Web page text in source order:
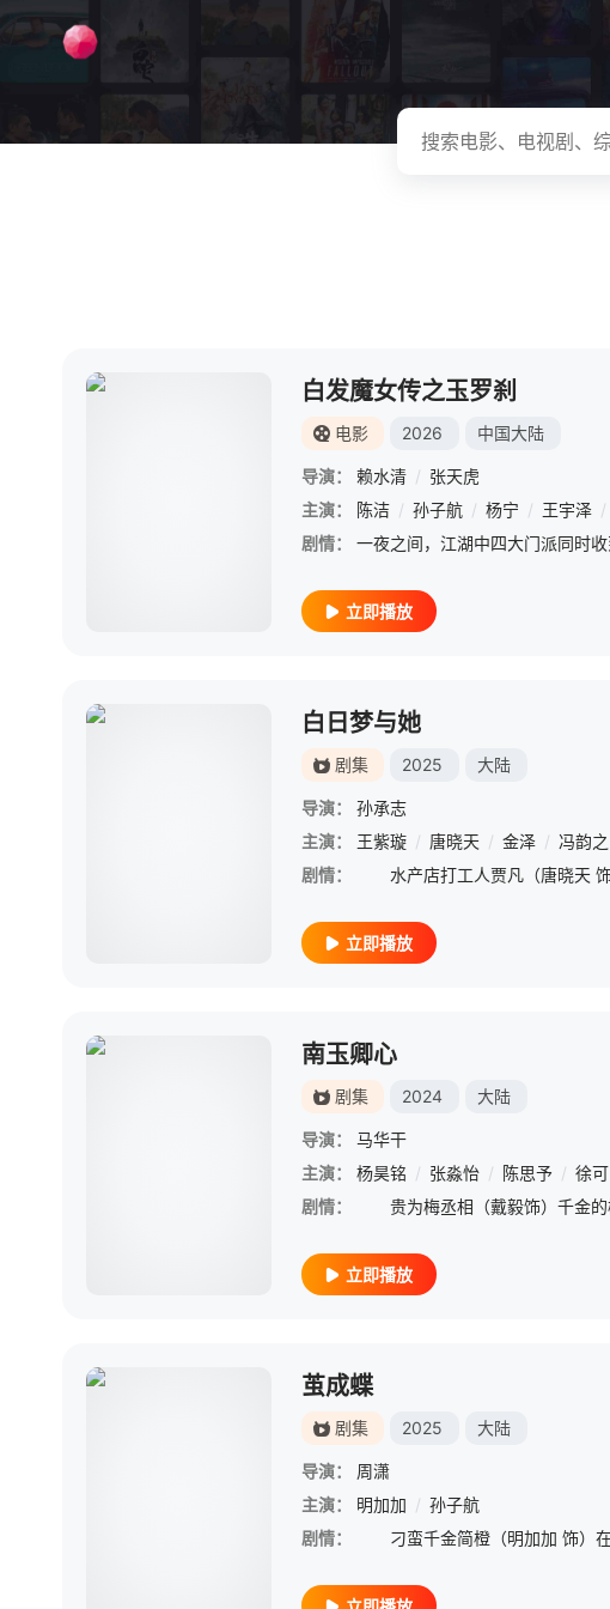
白发魔女传之玉罗刹
电影 2026 中国大陆
导演： 赖水清 / 张天虎
主演：
陈洁 / 孙子航 / 杨宁 / 王宇泽 /
剧情：
立即播放
白日梦与她
剧集 2025 大陆
导演：
孙承志
主演：
王紫璇 / 唐晓天 / 金泽 / 冯韵之
剧情：
立即播放
南玉卿心
剧集 2024 大陆
导演：
马华干
主演：
杨昊铭 / 张淼怡 / 陈思予 / 徐可
剧情：
立即播放
茧成蝶
剧集 2025 大陆
导演：
周潇
主演：
明加加 / 孙子航
剧情：